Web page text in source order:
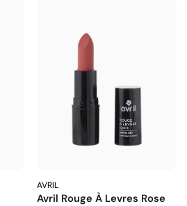
AVRIL
Avril Rouge À Levres Rose